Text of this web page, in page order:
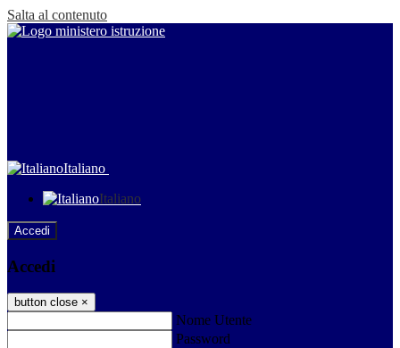
Salta al contenuto
Italiano
Italiano
Accedi
Accedi
button close ×
Nome Utente
Password